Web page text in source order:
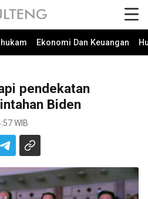
Ekonomi Dan Keuangan
pendekatan
Biden
WIB